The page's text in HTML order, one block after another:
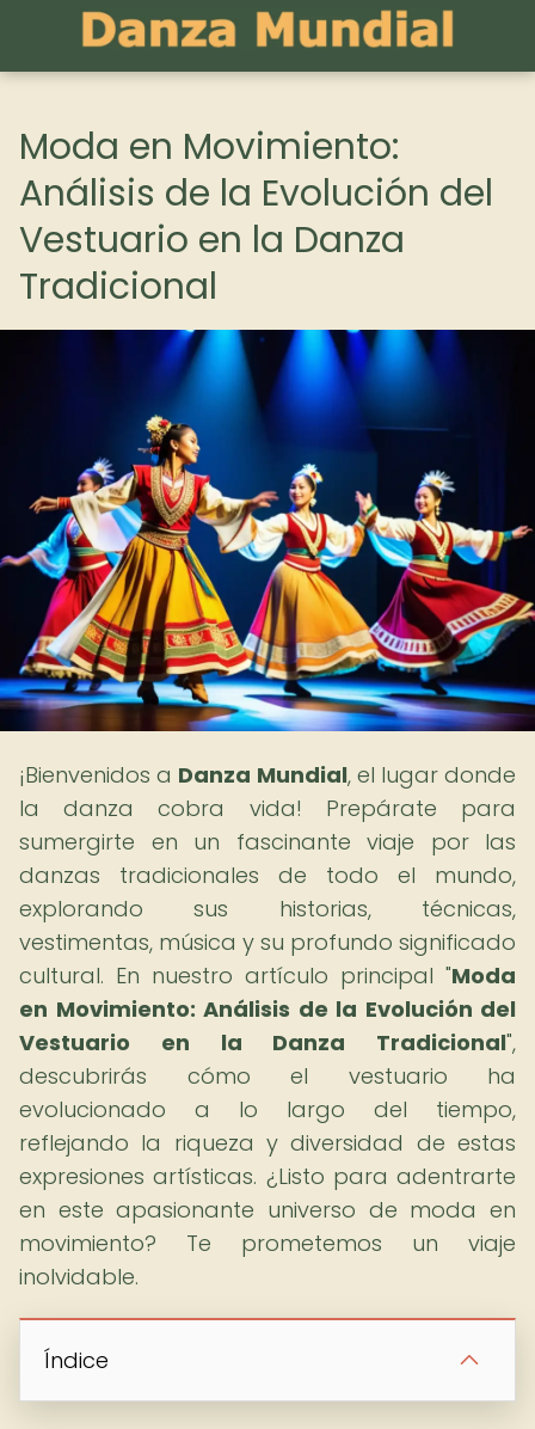
Moda en Movimiento:
Análisis de la Evolución del
Vestuario en la Danza
Tradicional
¡Bienvenidos a Danza Mundial, el lugar donde
la danza cobra vida! Prepárate para
sumergirte en un fascinante viaje por las
danzas tradicionales de todo el mundo,
explorando sus historias, técnicas,
vestimentas, música y su profundo significado
cultural. En nuestro artículo principal "Moda
en Movimiento: Análisis de la Evolución del
Vestuario en la Danza Tradicional",
descubrirás cómo el vestuario ha
evolucionado a lo largo del tiempo,
reflejando la riqueza y diversidad de estas
expresiones artísticas. ¿Listo para adentrarte
en este apasionante universo de moda en
movimiento? Te prometemos un viaje
inolvidable.
Índice